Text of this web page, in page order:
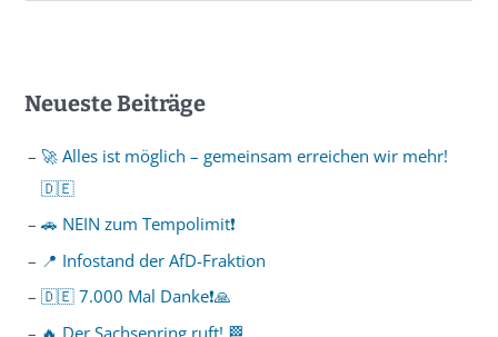
Neueste Beiträge
🚀 Alles ist möglich – gemeinsam erreichen wir mehr!
🇩🇪
🚗 NEIN zum Tempolimit❗️
📍 Infostand der AfD-Fraktion
🇩🇪 7.000 Mal Danke❗️🙏